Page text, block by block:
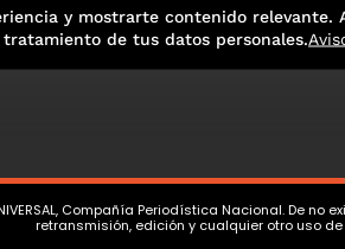
Compañía Periodística Nacional. De
retransmisión, edición y cualquier otro uso
y mostrarte contenido relevante.
de tus datos personales.